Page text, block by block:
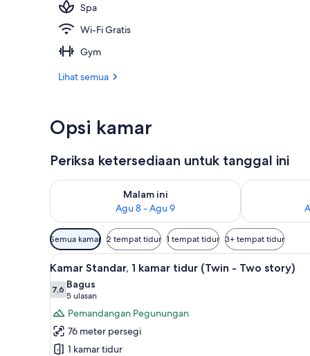
Spa
Wi-Fi Gratis
Gym
Lihat semua
Opsi kamar
Periksa ketersediaan untuk tanggal ini
Malam ini
Agu 8 - Agu 9
Periksa ketersediaan untuk malam ini Agu 8 - Agu 9
Periksa
Filter
tersedia
untuk
kamar
Semua kamar 2 tempat tidur 1 tempat tidur 3+ tempat tidur
Lihat
semua
foto
untuk
Kamar
Standar,
1 kamar tidur, seprai
16
Kamar Standar, 1 kamar tidur (Twin - Two story)
7,67,6 dari 10
Bagus
5 ulasan
(5
ulasan)
Pemandangan Pegunungan
76 meter persegi
1 kamar tidur